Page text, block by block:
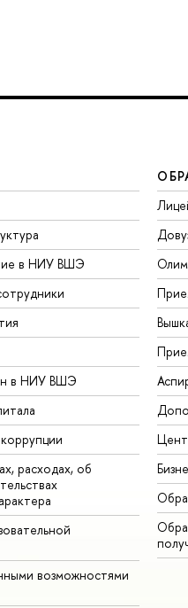
в НИУ ВШЭ
в НИУ ВШЭ
расходах, об
возможностями